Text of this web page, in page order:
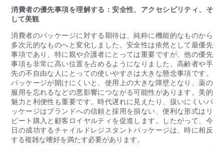
消費者の優先事項を理解する：安全性、アクセシビリティ、そ
して美観
消費者のパッケージに対する期待は、純粋に機能的なものから
多次元的なものへと変化しました。安全性は依然として最優先
事項であり、特に親や介護者にとっては重要ですが、他の優先
事項も非常に高い位置を占めるようになりました。高齢者や手
先の不自由な人にとっての使いやすさは大きな懸念事項です。
パッケージが開けにくいと、使用上の大きな障壁となり、薬の
服用を忘れるなどの悪影響につながる可能性があります。美的
魅力と利便性も重要です。時代遅れに見えたり、扱いにくいパ
ッケージはブランドへの信頼と採用を損ない、便利な形式はリ
ピート購入と顧客ロイヤルティを促進します。したがって、今
日の成功するチャイルドレジスタントパッケージは、時に相反
する複雑な嗜好を満たす必要があります。